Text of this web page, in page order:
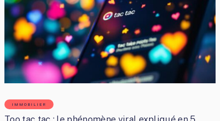
IMMOBILIER